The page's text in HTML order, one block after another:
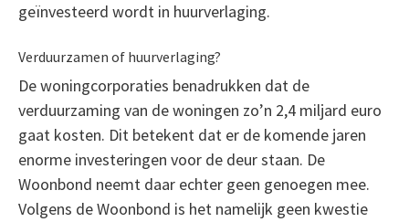
geïnvesteerd wordt in huurverlaging.
Verduurzamen of huurverlaging?
De woningcorporaties benadrukken dat de
verduurzaming van de woningen zo’n 2,4 miljard euro
gaat kosten. Dit betekent dat er de komende jaren
enorme investeringen voor de deur staan. De
Woonbond neemt daar echter geen genoegen mee.
Volgens de Woonbond is het namelijk geen kwestie